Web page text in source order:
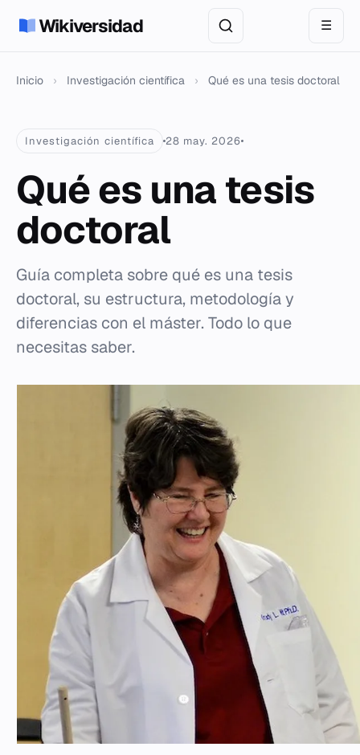
Wikiversidad ☰
Inicio › Investigación científica › Qué es una tesis doctoral
Investigación científica 28 may. 2026
Qué es una tesis
doctoral
Guía completa sobre qué es una tesis
doctoral, su estructura, metodología y
diferencias con el máster. Todo lo que
necesitas saber.